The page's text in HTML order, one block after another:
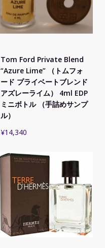
Tom Ford Private Blend
“Azure Lime” （トムフォ
ード プライベートブレンド
アズレーライム） 4ml EDP
ミニボトル （手詰めサンプ
ル）
¥14,340